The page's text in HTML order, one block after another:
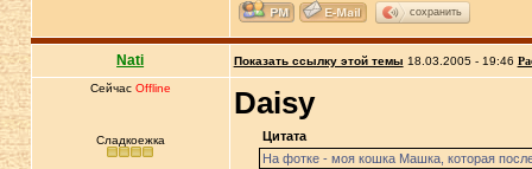
сохранить
Nati Показать ссылку этой темы 18.03.2005 - 19:46
Сейчас Offline
Сладкоежка
Daisy
Цитата
На фотке - моя кошка Машка, которая